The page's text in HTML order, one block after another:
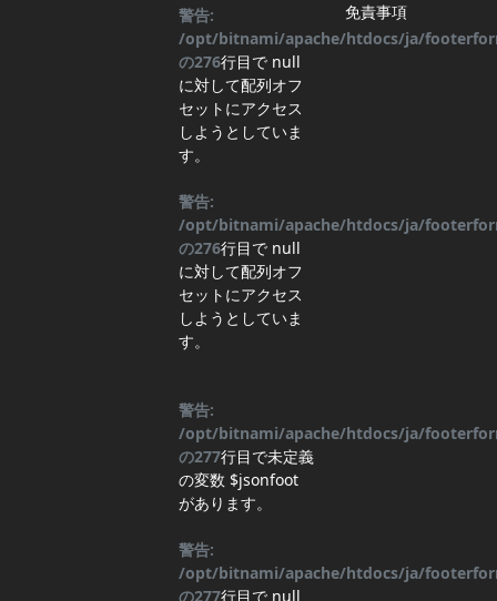
警告:
/opt/bitnami/apache/htdocs/ja/
の276行目で null
に対して配列オフ
セットにアクセス
しようとしていま
す。
警告:
/opt/bitnami/apache/htdocs/ja/
の276行目で null
に対して配列オフ
セットにアクセス
しようとしていま
す。
警告:
/opt/bitnami/apache/htdocs/ja/
の277行目で未定義
の変数 $jsonfoot
があります。
警告:
/opt/bitnami/apache/htdocs/ja/
の277行目で null
免責事項